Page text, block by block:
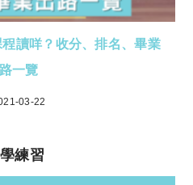
程讀咩？收分、排名、畢業
一覽
03-22
練習